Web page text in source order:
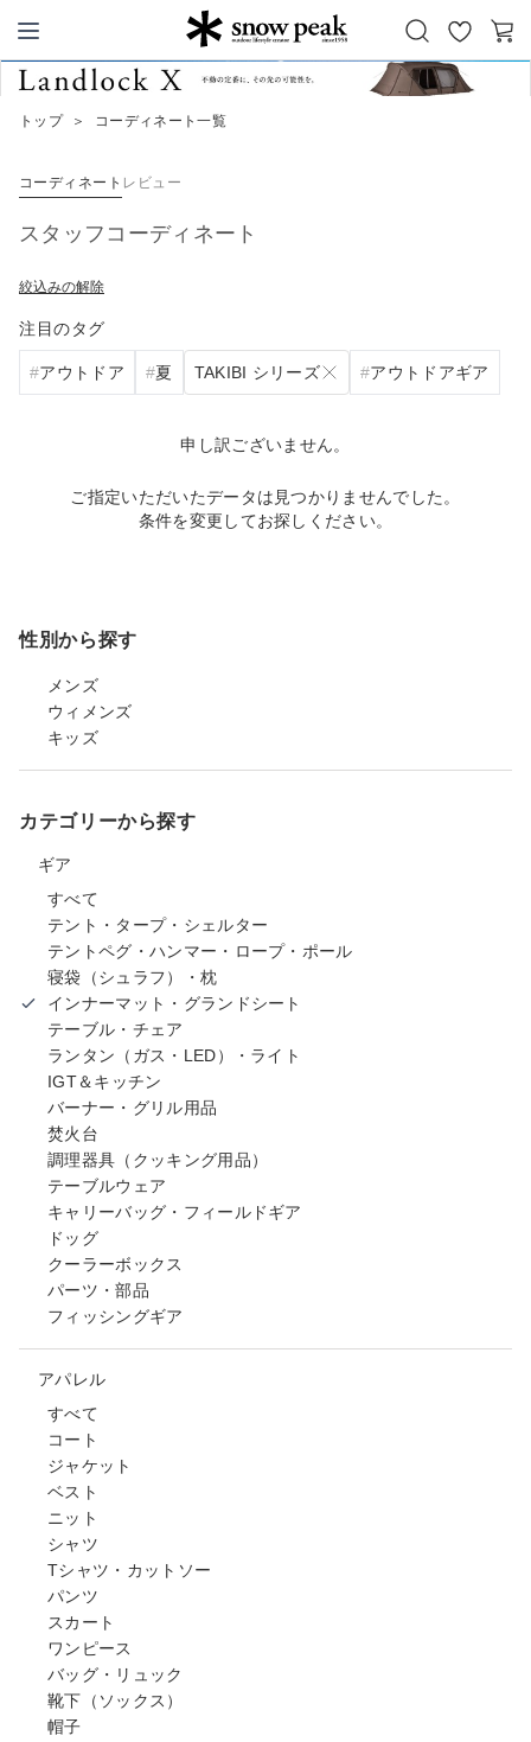
Snow Peak
お
気
カ
トップ ＞ コーディネート一覧
コーディネート レビュー
スタッフコーディネート
絞込みの解除
注目のタグ
アウトドア 夏 TAKIBI シリーズ アウトドアギア
申し訳ございません。
ご指定いただいたデータは見つかりませんでした。
条件を変更してお探しください。
性別から探す
メンズ
ウィメンズ
キッズ
カテゴリーから探す
ギア
すべて
テント・タープ・シェルター
テントペグ・ハンマー・ロープ・ポール
寝袋（シュラフ）・枕
インナーマット・グランドシート
テーブル・チェア
ランタン（ガス・LED）・ライト
IGT＆キッチン
バーナー・グリル用品
焚火台
調理器具（クッキング用品）
テーブルウェア
キャリーバッグ・フィールドギア
ドッグ
クーラーボックス
パーツ・部品
フィッシングギア
アパレル
すべて
コート
ジャケット
ベスト
ニット
シャツ
Tシャツ・カットソー
パンツ
スカート
ワンピース
バッグ・リュック
靴下（ソックス）
帽子